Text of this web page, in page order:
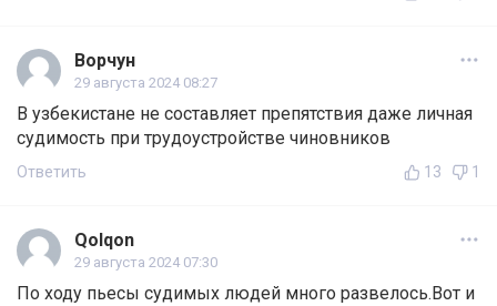
Ворчун
29 августа 2024 08:27
В узбекистане не составляет препятствия даже личная
судимость при трудоустройстве чиновников
Ответить 13 1
Qolqon
29 августа 2024 07:30
По ходу пьесы судимых людей много развелось.Вот и